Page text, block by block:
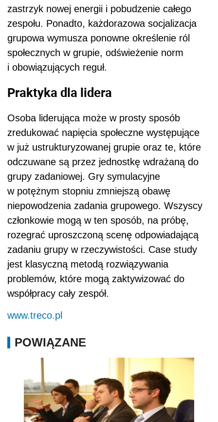
zastrzyk nowej energii i pobudzenie całego
zespołu. Ponadto, każdorazowa socjalizacja
grupowa wymusza ponowne określenie ról
społecznych w grupie, odświeżenie norm
i obowiązujących reguł.
Praktyka dla lidera
Osoba liderująca może w prosty sposób
zredukować napięcia społeczne występujące
w już ustrukturyzowanej grupie oraz te, które
odczuwane są przez jednostkę wdrażaną do
grupy zadaniowej. Gry symulacyjne
w potężnym stopniu zmniejszą obawę
niepowodzenia zadania grupowego. Wszyscy
członkowie mogą w ten sposób, na próbę,
rozegrać uproszczoną scenę odpowiadającą
zadaniu grupy w rzeczywistości. Case study
jest klasyczną metodą rozwiązywania
problemów, które mogą zaktywizować do
współpracy cały zespół.
www.treco.pl
POWIĄZANE